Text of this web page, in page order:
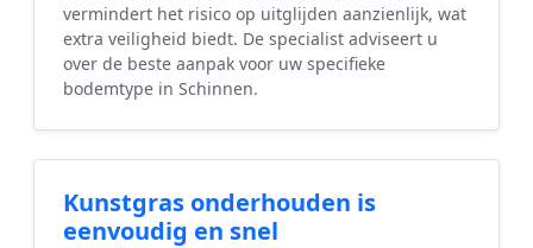
vermindert het risico op uitglijden aanzienlijk, wat
extra veiligheid biedt. De specialist adviseert u
over de beste aanpak voor uw specifieke
bodemtype in Schinnen.
Kunstgras onderhouden is
eenvoudig en snel